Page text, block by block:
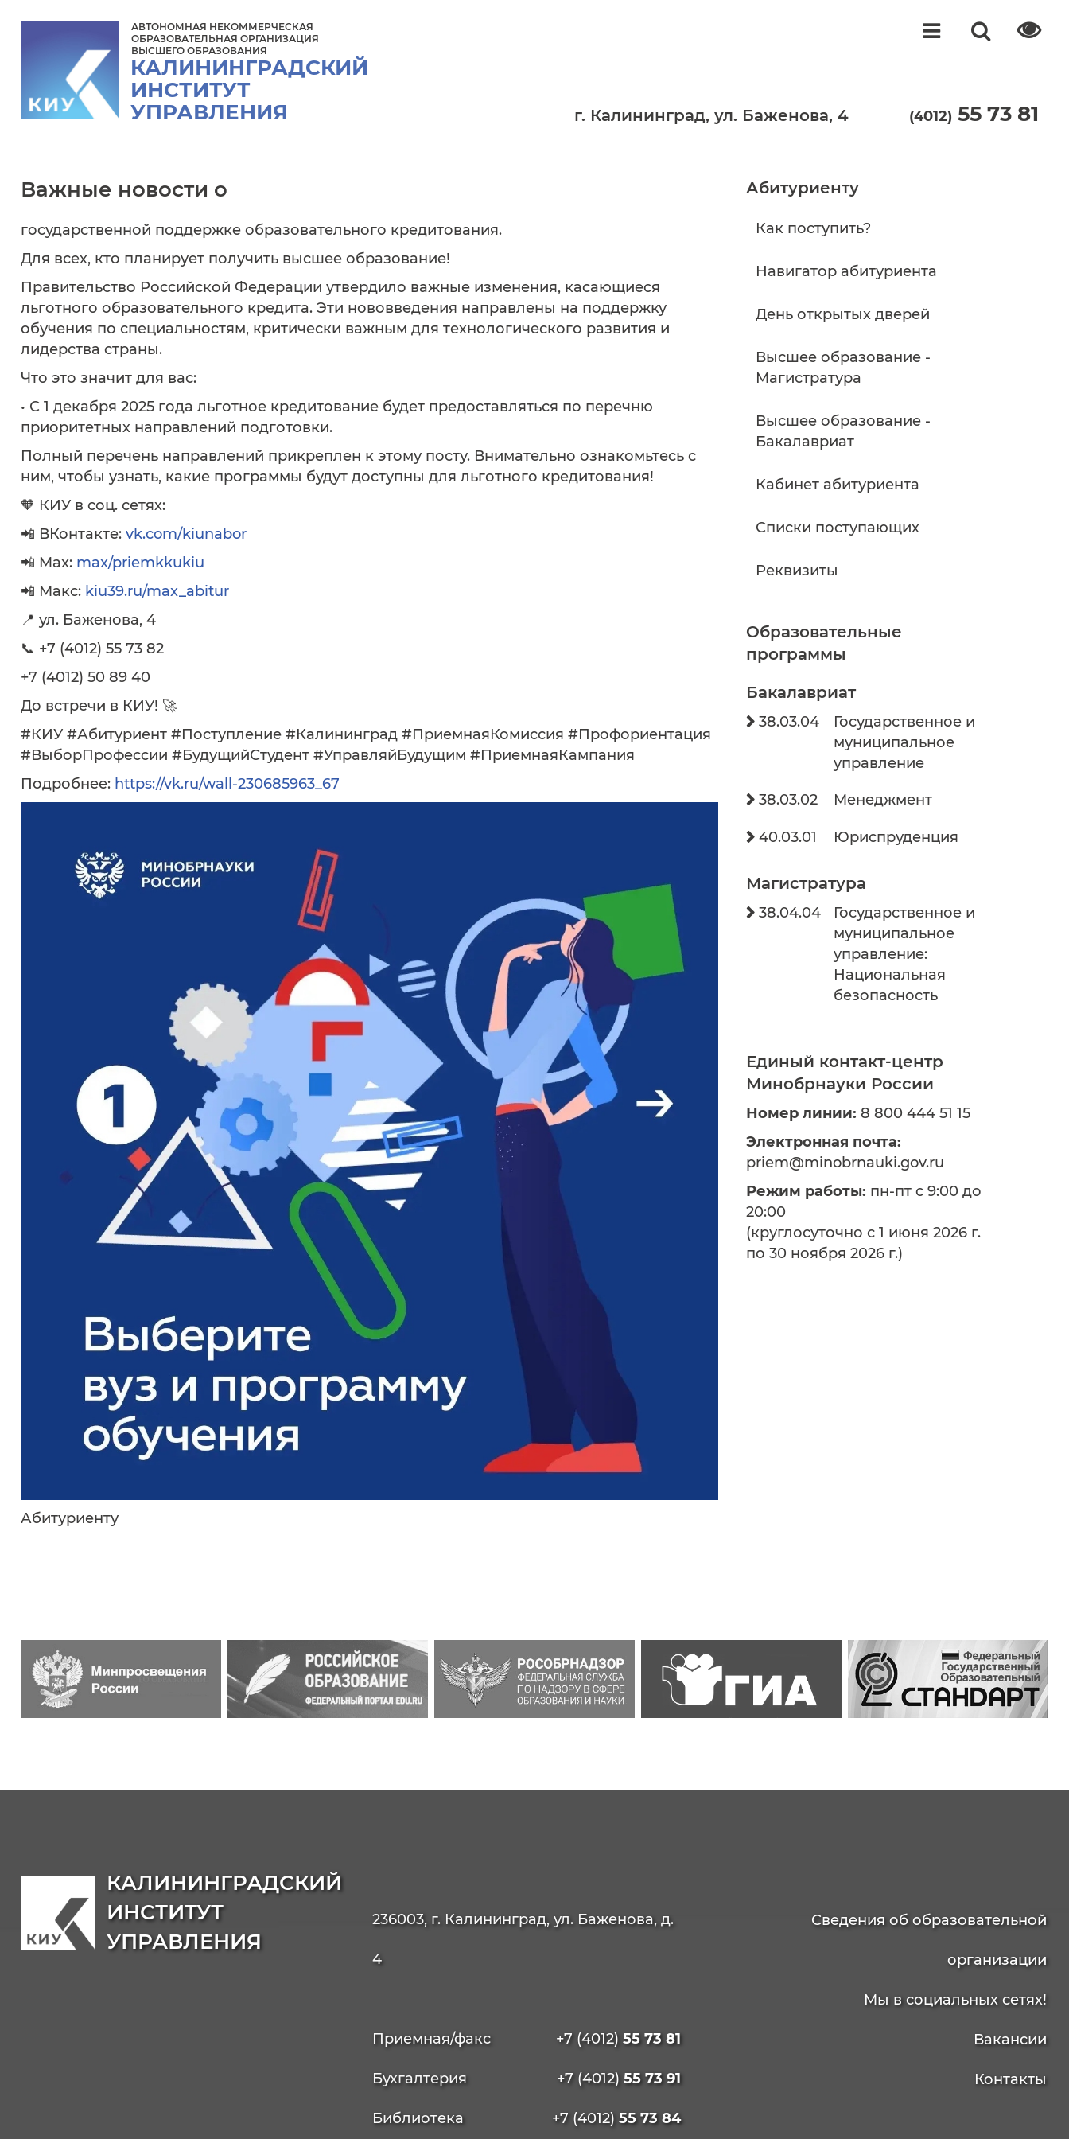
АВТОНОМНАЯ НЕКОММЕРЧЕСКАЯ
ОБРАЗОВАТЕЛЬНАЯ ОРГАНИЗАЦИЯ
ВЫСШЕГО ОБРАЗОВАНИЯ
КАЛИНИНГРАДСКИЙ
ИНСТИТУТ
УПРАВЛЕНИЯ
г. Калининград, ул. Баженова, 4 (4012) 55 73 81
Важные новости о
государственной поддержке образовательного кредитования.
Для всех, кто планирует получить высшее образование!
Правительство Российской Федерации утвердило важные изменения, касающиеся
льготного образовательного кредита. Эти нововведения направлены на поддержку
обучения по специальностям, критически важным для технологического развития и
лидерства страны.
Что это значит для вас:
• С 1 декабря 2025 года льготное кредитование будет предоставляться по перечню
приоритетных направлений подготовки.
Полный перечень направлений прикреплен к этому посту. Внимательно ознакомьтесь с
ним, чтобы узнать, какие программы будут доступны для льготного кредитования!
🧡 КИУ в соц. сетях:
📲 ВКонтакте: vk.com/kiunabor
📲 Max: max/priemkkukiu
📲 Макс: kiu39.ru/max_abitur
📍 ул. Баженова, 4
📞 +7 (4012) 55 73 82
+7 (4012) 50 89 40
До встречи в КИУ! 🚀
#КИУ #Абитуриент #Поступление #Калининград #ПриемнаяКомиссия #Профориентация
#ВыборПрофессии #БудущийСтудент #УправляйБудущим #ПриемнаяКампания
Подробнее: https://vk.ru/wall-230685963_67
Абитуриенту
Абитуриенту
Как поступить?
Навигатор абитуриента
День открытых дверей
Высшее образование -
Магистратура
Высшее образование -
Бакалавриат
Кабинет абитуриента
Списки поступающих
Реквизиты
Образовательные
программы
Бакалавриат
38.03.04
Государственное и
муниципальное
управление
38.03.02 Менеджмент
40.03.01 Юриспруденция
Магистратура
38.04.04
Государственное и
муниципальное
управление:
Национальная
безопасность
Единый контакт-центр
Минобрнауки России
Номер линии: 8 800 444 51 15
Электронная почта:
priem@minobrnauki.gov.ru
Режим работы: пн-пт с 9:00 до
20:00
(круглосуточно с 1 июня 2026 г.
по 30 ноября 2026 г.)
КАЛИНИНГРАДСКИЙ
ИНСТИТУТ
УПРАВЛЕНИЯ
236003, г. Калининград, ул. Баженова, д.
4
Приемная/факс +7 (4012) 55 73 81
Бухгалтерия +7 (4012) 55 73 91
Библиотека +7 (4012) 55 73 84
Сведения об образовательной
организации
Мы в социальных сетях!
Вакансии
Контакты